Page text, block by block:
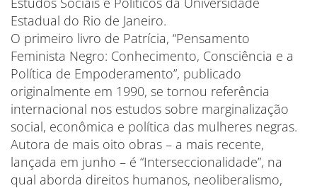
Estadual do Rio de Janeiro.
O primeiro livro de Patrícia, “Pensamento
Feminista Negro: Conhecimento, Consciência e a
Política de Empoderamento”, publicado
originalmente em 1990, se tornou referência
internacional nos estudos sobre marginalização
social, econômica e política das mulheres negras.
Autora de mais oito obras – a mais recente,
lançada em junho – é “Interseccionalidade”, na
qual aborda direitos humanos, neoliberalismo,